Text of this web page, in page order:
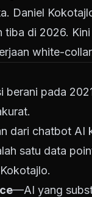
Daniel
tiba di 2026.
white-
berani pada
dari chatbot AI
satu data
—AI yang